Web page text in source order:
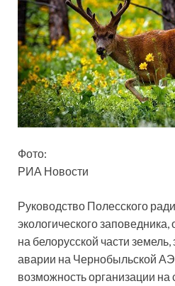
Фото:
РИА Новости
Руководство Полесского
экологического заповедника,
на белорусской части
аварии на Чернобыльской
возможность организации на